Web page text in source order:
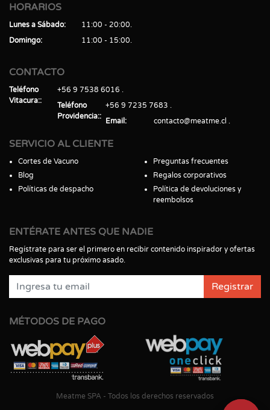
HORARIOS
Lunes a Sábado
11:00 - 20:00
Domingo
11:00 - 15:00
CONTACTO
Teléfono
Vitacura:
+56 9 7538 6016
Teléfono
Providencia:
+56 9 7235 7683
Email
contacto@meatme.cl
SERVICIO AL CLIENTE
Cortes de Vacuno
Blog
Políticas de despacho
Preguntas frecuentes
Regalos corporativos
Política de devoluciones y
reembolsos
ENTÉRATE ANTES QUE NADIE
Regístrate para ser el primero en recibir contenido inspirador y ofertas
exclusivas para tu próximo asado.
Registrar
MÉTODOS DE PAGO
Meatme SPA - Todos los derechos reservados